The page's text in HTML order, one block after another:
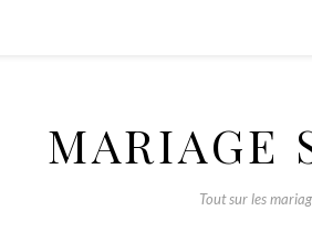
MARIAGE
Tout sur les